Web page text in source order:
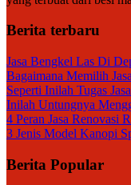
Berita terbaru
Jasa Bengkel Las Di
Bagaimana Memilih
Seperti Inilah Tugas
Inilah Untungnya
4 Peran Jasa Renovasi
3 Jenis Model Kanopi
Berita Popular